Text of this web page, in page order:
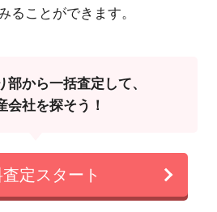
ることができます。
部から一括査定して、
会社を探そう！
定スタート